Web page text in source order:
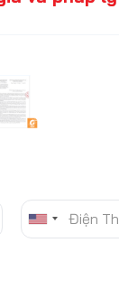
mặt đường
những đặc
bệnh viện